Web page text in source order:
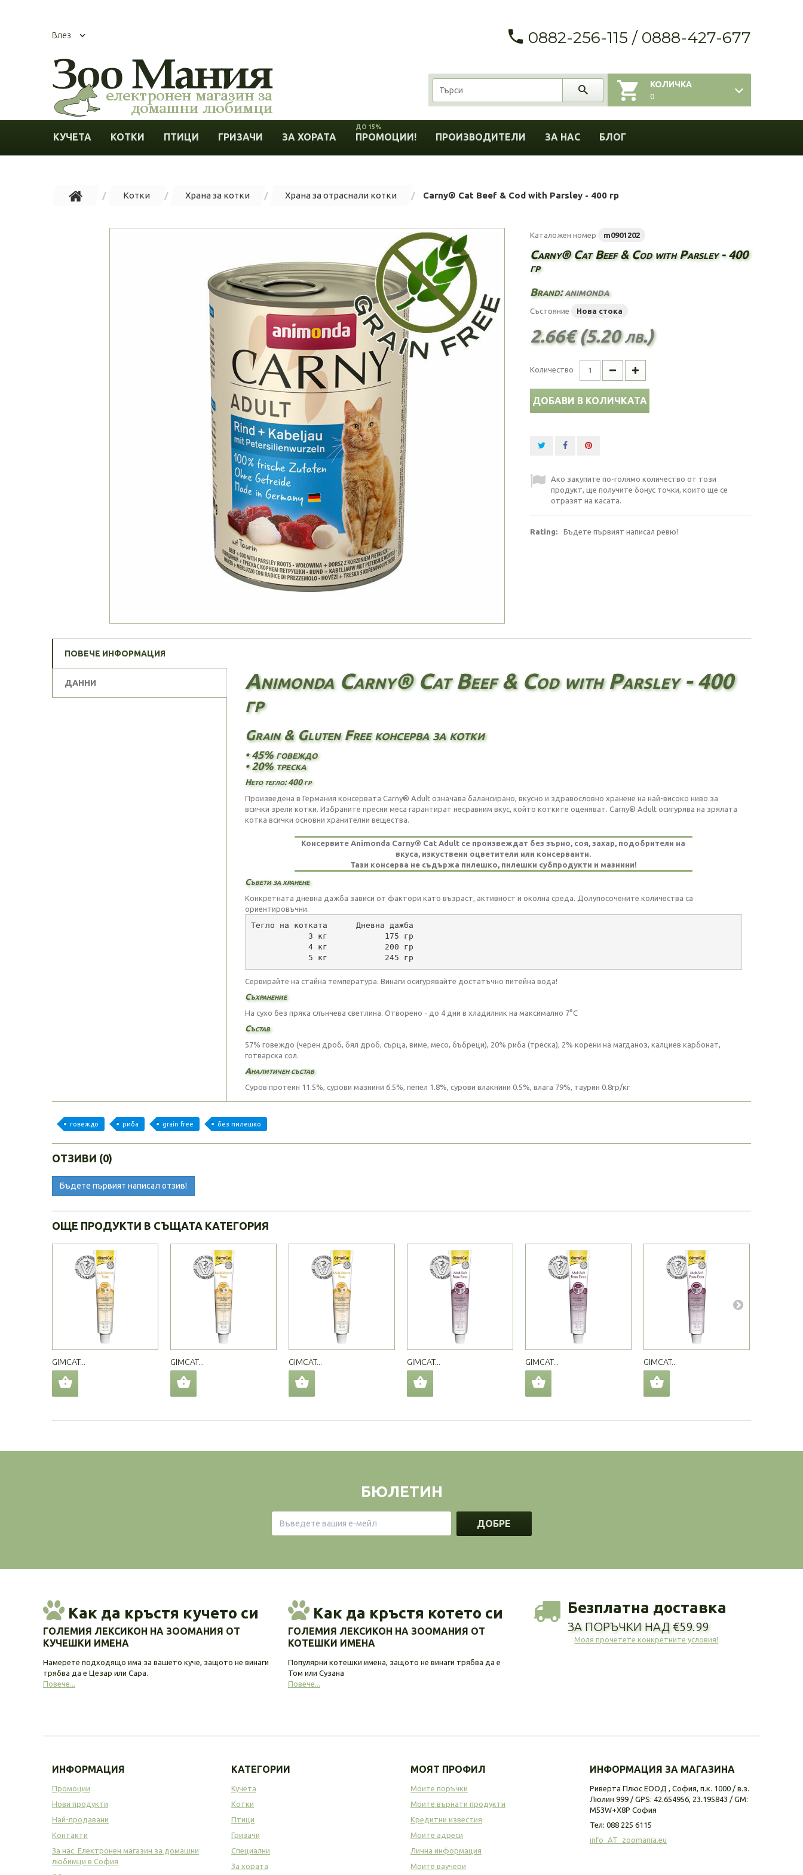
Влез 0882-256-115 / 0888-427-677
КОЛИЧКА
0
КУЧЕТА КОТКИ ПТИЦИ ГРИЗАЧИ ЗА ХОРАТА ПРОМОЦИИ!
ДО 15%
ПРОИЗВОДИТЕЛИ ЗА НАС БЛОГ
Котки Храна за котки Храна за отраснали котки Carny® Cat Beef & Cod with Parsley - 400 гр
Каталожен номер m0901202
Carny® Cat Beef & Cod with Parsley - 400
гр
Brand:animonda
Състояние Нова стока
2.66€ (5.20 лв.)
Количество
ДОБАВИ В КОЛИЧКАТА
Ако закупите по-голямо количество от този
продукт, ще получите бонус точки, които ще се
отразят на касата.
Rating: Бъдете първият написал ревю!
ПОВЕЧЕ ИНФОРМАЦИЯ
ДАННИ
Animonda Carny® Cat Beef & Cod with Parsley - 400
гр
Grain & Gluten Free консерва за котки
• 45% говеждо
• 20% треска
Нето тегло: 400 гр
Произведена в Германия консервата Carny® Adult означава балансирано, вкусно и здравословно хранене на най-високо ниво за
всички зрели котки. Избраните пресни меса гарантират несравним вкус, който котките оценяват. Carny® Adult осигурява на зрялата
котка всички основни хранителни вещества.
Консервите Animonda Carny® Cat Adult се произвеждат без зърно, соя, захар, подобрители на
вкуса, изкуствени оцветители или консерванти.
Тази консерва не съдържа пилешко, пилешки субпродукти и мазнини!
Съвети за хранене
Конкретната дневна дажба зависи от фактори като възраст, активност и околна среда. Долупосочените количества са
ориентировъчни.
Тегло на котката      Дневна дажба
            3 кг            175 гр
            4 кг            200 гр
            5 кг            245 гр
Сервирайте на стайна температура. Винаги осигурявайте достатъчно питейна вода!
Съхранение
На сухо без пряка слънчева светлина. Отворено - до 4 дни в хладилник на максимално 7°C
Състав
57% говеждо (черен дроб, бял дроб, сърца, виме, месо, бъбреци), 20% риба (треска), 2% корени на магданоз, калциев карбонат,
готварска сол.
Аналитичен състав
Суров протеин 11.5%, сурови мазнини 6.5%, пепел 1.8%, сурови влакнини 0.5%, влага 79%, таурин 0.8гр/кг
говеждо риба grain free без пилешко
ОТЗИВИ (0)
Бъдете първият написал отзив!
ОЩЕ ПРОДУКТИ В СЪЩАТА КАТЕГОРИЯ
GIMCAT... GIMCAT... GIMCAT... GIMCAT... GIMCAT... GIMCAT...
БЮЛЕТИН
ДОБРЕ
Как да кръстя кучето си
ГОЛЕМИЯ ЛЕКСИКОН НА ЗООМАНИЯ ОТ
КУЧЕШКИ ИМЕНА
Намерете подходящо има за вашето куче, защото не винаги
трябва да е Цезар или Сара.
Повече...
Как да кръстя котето си
ГОЛЕМИЯ ЛЕКСИКОН НА ЗООМАНИЯ ОТ
КОТЕШКИ ИМЕНА
Популярни котешки имена, защото не винаги трябва да е
Том или Сузана
Повече...
Безплатна доставка
ЗА ПОРЪЧКИ НАД €59.99
Моля прочетете конкретните условия!
ИНФОРМАЦИЯ
Промоции
Нови продукти
Най-продавани
Контакти
За нас. Електронен магазин за домашни
любимци в София
КАТЕГОРИИ
Кучета
Котки
Птици
Гризачи
Специални
За хората
МОЯТ ПРОФИЛ
Моите поръчки
Моите върнати продукти
Кредитни известия
Моите адреси
Лична информация
Моите ваучери
ИНФОРМАЦИЯ ЗА МАГАЗИНА
Риверта Плюс ЕООД , София, п.к. 1000 / в.з.
Люлин 999 / GPS: 42.654956, 23.195843 / GM:
M53W+X8P София
Тел: 088 225 6115
info_AT_zoomania.eu